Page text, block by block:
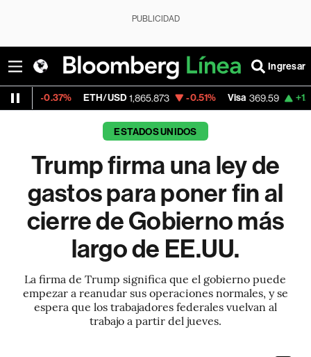
PUBLICIDAD
Ingresar
ETH/USD 1,865.873 -0.51% Visa 369.59 +1.07%
ESTADOS UNIDOS
Trump firma una ley de
gastos para poner fin al
cierre de Gobierno más
largo de EE.UU.
La firma de Trump significa que el gobierno puede
empezar a reanudar sus operaciones normales, y se
espera que los trabajadores federales vuelvan al
trabajo a partir del jueves.